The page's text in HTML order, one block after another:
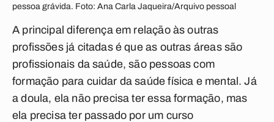
pessoa grávida. Foto: Ana Carla Jaqueira/Arquivo pessoal
A principal diferença em relação às outras
profissões já citadas é que as outras áreas são
profissionais da saúde, são pessoas com
formação para cuidar da saúde física e mental. Já
a doula, ela não precisa ter essa formação, mas
ela precisa ter passado por um curso